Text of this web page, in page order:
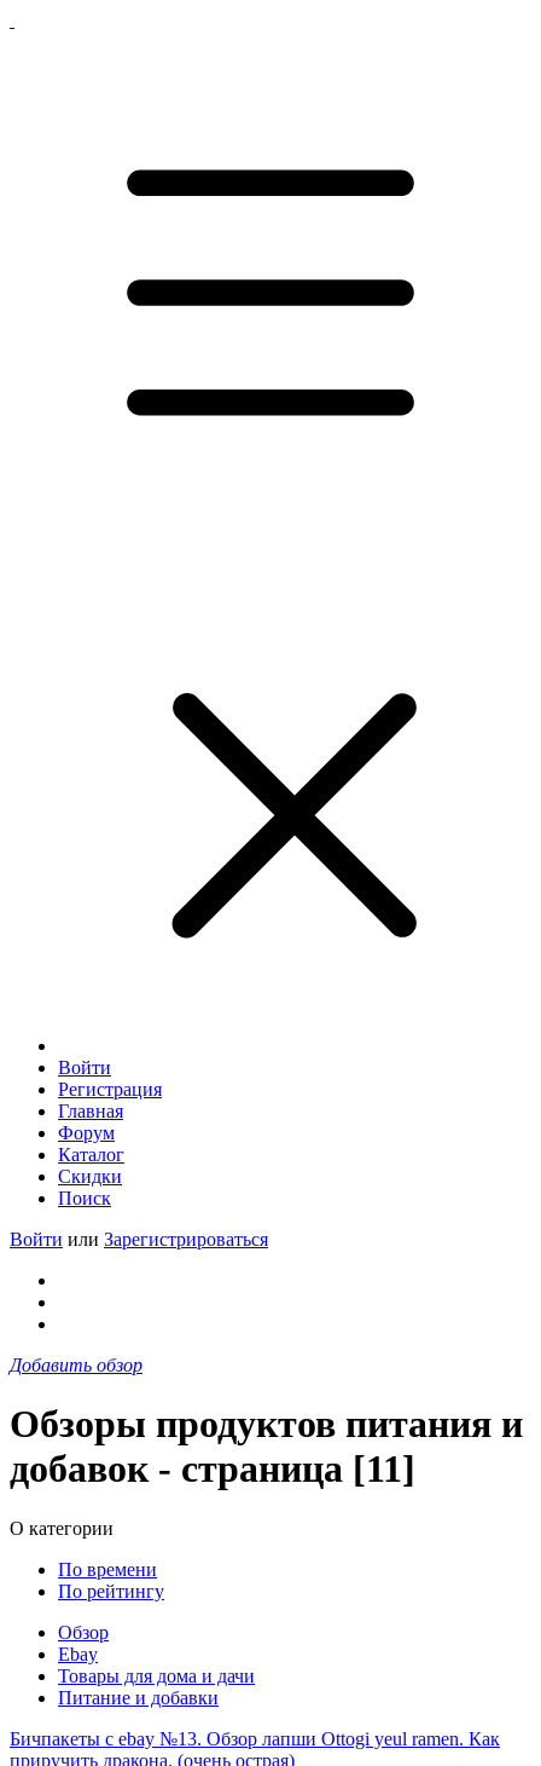
Войти
Регистрация
Главная
Форум
Каталог
Скидки
Поиск
Войти или Зарегистрироваться
Добавить обзор
Обзоры продуктов питания и
добавок - страница [11]
О категории
По времени
По рейтингу
Обзор
Ebay
Товары для дома и дачи
Питание и добавки
Бичпакеты с ebay №13. Обзор лапши Ottogi yeul ramen. Как
приручить дракона. (очень острая)